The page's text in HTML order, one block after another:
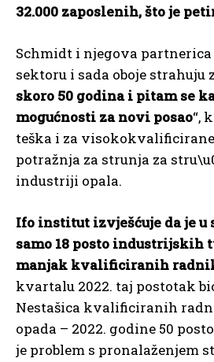
32.000 zaposlenih, što je
Schmidt i njegova partnerica
sektoru i sada oboje strahuju
skoro 50 godina i pitam se
mogućnosti za novi posao“,
teška i za
potražnja za strunja za
industriji opala.
Ifo institut izvješćuje da je u
samo 18 posto
manjak kvalificiranih
kvartalu 2022. taj postotak
Nestašica kvalificiranih
opada – 2022. godine 50
je problem s pronalaženjem